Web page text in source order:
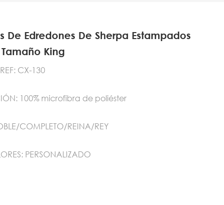
De Edredones De Sherpa Estampados
King
CX-130
100% microfibra de poliéster
COMPLETO/REINA/REY
PERSONALIZADO